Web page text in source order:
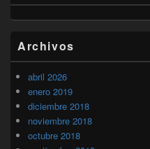
Archivos
abril 2026
enero 2019
diciembre 2018
noviembre 2018
octubre 2018